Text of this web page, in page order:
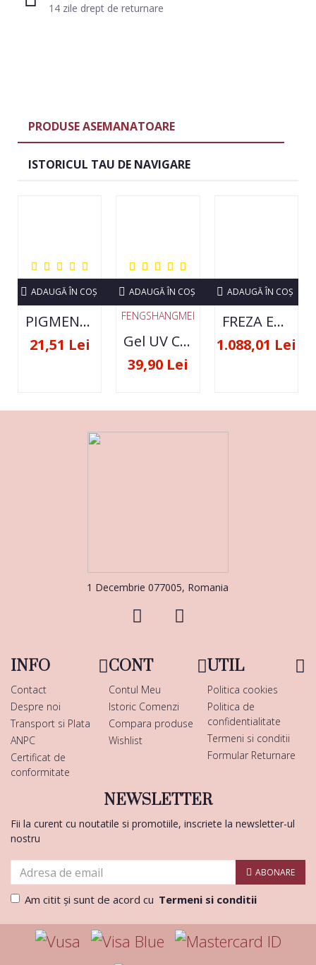
14 zile drept de returnare
PRODUSE ASEMANATOARE
ISTORICUL TAU DE NAVIGARE
PIGMENT NEON SET 12 CULORI
21,51 Lei
ADAUGĂ ÎN COŞ
FENGSHANGMEI
Gel UV Constructie FSM 50ML - 07
39,90 Lei
ADAUGĂ ÎN COŞ
FREZA ELECTRICA STRONG 210 35000 RPM- ORIGINALA
1.088,01 Lei
ADAUGĂ ÎN COŞ
1 Decembrie 077005, Romania
INFO
Contact
Despre noi
Transport si Plata
ANPC
Certificat de
conformitate
CONT
Contul Meu
Istoric Comenzi
Compara produse
Wishlist
UTIL
Politica cookies
Politica de
confidentialitate
Termeni si conditii
Formular Returnare
NEWSLETTER
Fii la curent cu noutatile si promotiile, inscriete la newsletter-ul
nostru
ABONARE
Am citit şi sunt de acord cu Termeni si conditii